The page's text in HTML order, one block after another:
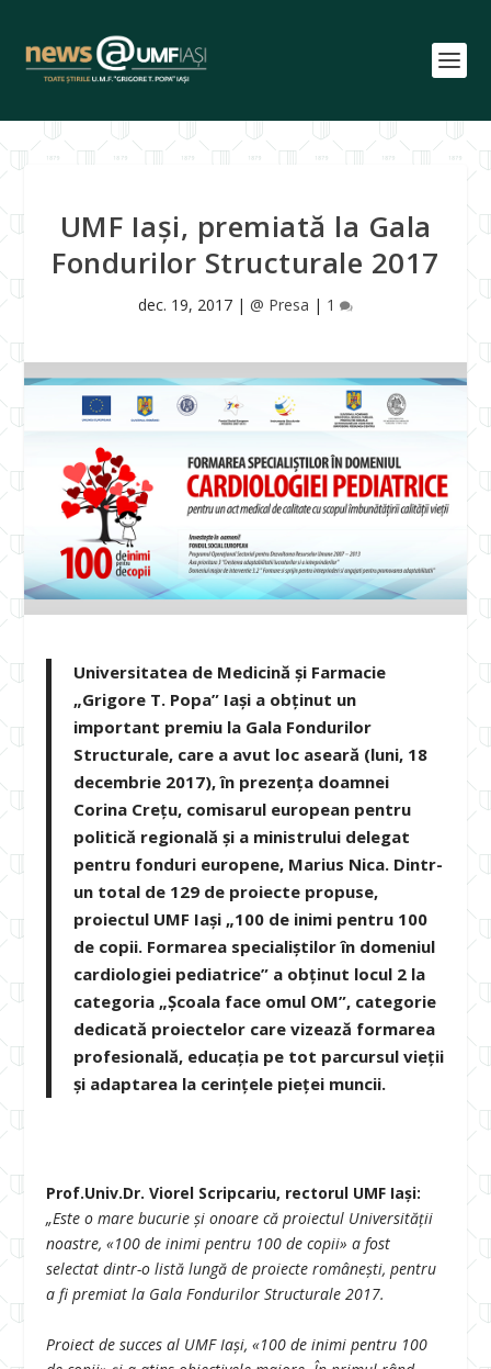
UMF Iași, premiată la Gala
Fondurilor Structurale 2017
dec. 19, 2017 | @ Presa | 1
Universitatea de Medicină și Farmacie
„Grigore T. Popa” Iași a obținut un
important premiu la Gala Fondurilor
Structurale, care a avut loc aseară (luni, 18
decembrie 2017), în prezența doamnei
Corina Crețu, comisarul european pentru
politică regională și a ministrului delegat
pentru fonduri europene, Marius Nica. Dintr-
un total de 129 de proiecte propuse,
proiectul UMF Iași „100 de inimi pentru 100
de copii. Formarea specialiștilor în domeniul
cardiologiei pediatrice” a obținut locul 2 la
categoria „Școala face omul OM”, categorie
dedicată proiectelor care vizează formarea
profesională, educația pe tot parcursul vieții
și adaptarea la cerințele pieței muncii.
Prof.Univ.Dr. Viorel Scripcariu, rectorul UMF Iași:
„Este o mare bucurie și onoare că proiectul Universității
noastre, «100 de inimi pentru 100 de copii» a fost
selectat dintr-o listă lungă de proiecte româneşti, pentru
a fi premiat la Gala Fondurilor Structurale 2017.
Proiect de succes al UMF Iași, «100 de inimi pentru 100